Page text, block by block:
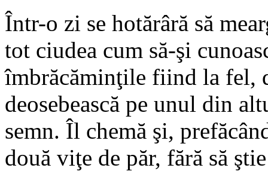
Într-o zi se hotărâră să
tot ciudea cum să-şi
îmbrăcăminţile fiind la fel,
deosebească pe unul din
semn. Îl chemă şi,
două viţe de păr, fără să